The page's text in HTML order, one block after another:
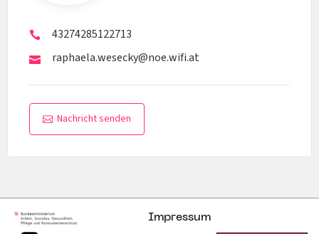
43274285122713
raphaela.wesecky@noe.wifi.at
Nachricht senden
Impressum